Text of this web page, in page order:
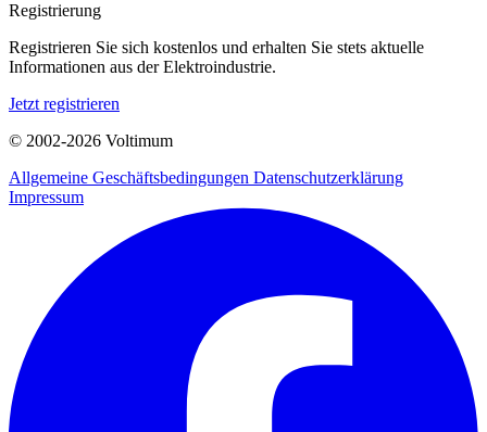
Registrierung
Registrieren Sie sich kostenlos und erhalten Sie stets aktuelle
Informationen aus der Elektroindustrie.
Jetzt registrieren
© 2002-2026 Voltimum
Allgemeine Geschäftsbedingungen Datenschutzerklärung
Impressum